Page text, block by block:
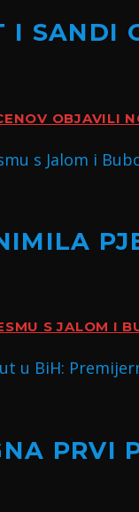
I SANDI
OBJAVILI
S JALOM I
PRVI